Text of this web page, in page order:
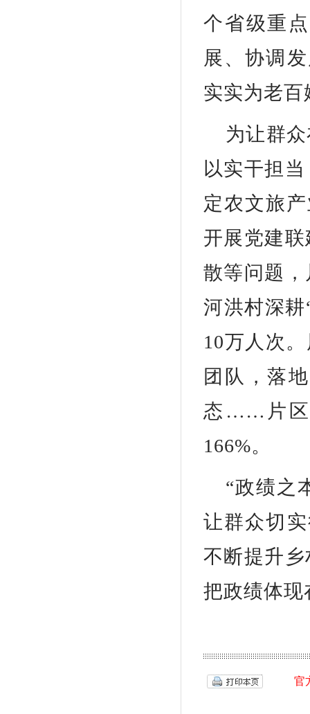
个省级重
展、协调
实实为老百
为让群
以实干担
定农文旅
开展党建
散等问题
河洪村深
10万人次
团队，落
态……片区
166%。
“政绩之
让群众切
不断提升
把政绩体现
官